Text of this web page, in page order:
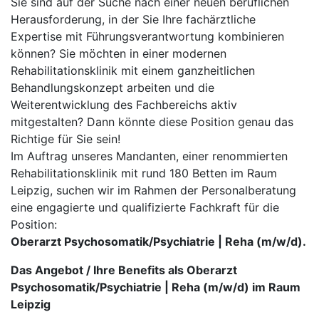
Herausforderung, in der Sie Ihre fachärztliche
Expertise mit Führungsverantwortung kombinieren
können? Sie möchten in einer modernen
Rehabilitationsklinik mit einem ganzheitlichen
Behandlungskonzept arbeiten und die
Weiterentwicklung des Fachbereichs aktiv
mitgestalten? Dann könnte diese Position genau das
Richtige für Sie sein!
Im Auftrag unseres Mandanten, einer renommierten
Rehabilitationsklinik mit rund 180 Betten im Raum
Leipzig, suchen wir im Rahmen der Personalberatung
eine engagierte und qualifizierte Fachkraft für die
Position:
Oberarzt Psychosomatik/Psychiatrie | Reha (m/w/d).
Das Angebot / Ihre Benefits als Oberarzt
Psychosomatik/Psychiatrie | Reha (m/w/d) im Raum
Leipzig